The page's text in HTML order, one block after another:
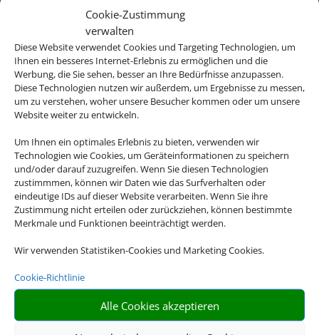
Cookie-Zustimmung
verwalten
Diese Website verwendet Cookies und Targeting Technologien, um
Ihnen ein besseres Internet-Erlebnis zu ermöglichen und die
Werbung, die Sie sehen, besser an Ihre Bedürfnisse anzupassen.
Diese Technologien nutzen wir außerdem, um Ergebnisse zu messen,
um zu verstehen, woher unsere Besucher kommen oder um unsere
Website weiter zu entwickeln.
Um Ihnen ein optimales Erlebnis zu bieten, verwenden wir
Technologien wie Cookies, um Geräteinformationen zu speichern
und/oder darauf zuzugreifen. Wenn Sie diesen Technologien
zustimmmen, können wir Daten wie das Surfverhalten oder
eindeutige IDs auf dieser Website verarbeiten. Wenn Sie ihre
Zustimmung nicht erteilen oder zurückziehen, können bestimmte
Merkmale und Funktionen beeinträchtigt werden.
Wir verwenden Statistiken-Cookies und Marketing Cookies.
Cookie-Richtlinie
Alle Cookies akzeptieren